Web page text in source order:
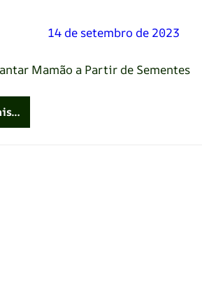
14 de setembro de 2023
Mamão a Partir de Sementes